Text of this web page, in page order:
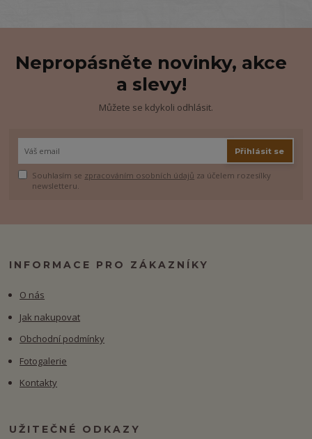
Nepropásněte novinky, akce
a slevy!
Můžete se kdykoli odhlásit.
Přihlásit se
Souhlasím se zpracováním osobních údajů za účelem rozesílky
newsletteru.
INFORMACE PRO ZÁKAZNÍKY
O nás
Jak nakupovat
Obchodní podmínky
Fotogalerie
Kontakty
UŽITEČNÉ ODKAZY